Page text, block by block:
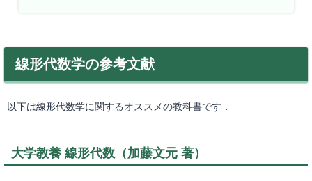
線形代数学の参考文献
以下は線形代数学に関するオススメの教科書です．
大学教養 線形代数（加藤文元 著）